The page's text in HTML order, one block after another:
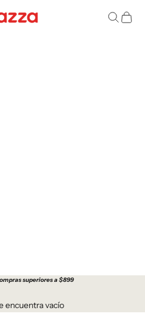
Buscar
Carrito
superiores a $899
encuentra vacío